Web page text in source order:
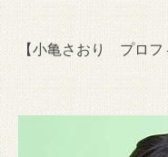
【小亀さおり プロフ